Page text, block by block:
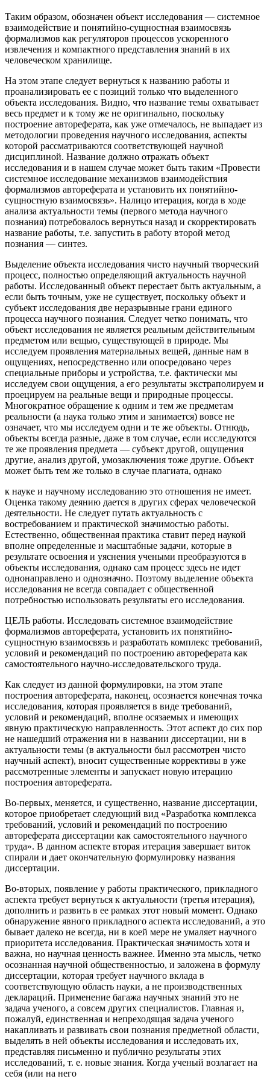
Таким образом, обозначен объект исследования — системное
взаимодействие и понятийно-сущностная взаимосвязь
формализмов как регуляторов процессов ускоренного
извлечения и компактного представления знаний в их
человеческом хранилище.
На этом этапе следует вернуться к названию работы и
проанализировать ее с позиций только что выделенного
объекта исследования. Видно, что название темы охватывает
весь предмет и к тому же не оригинально, поскольку
построение автореферата, как уже отмечалось, не выпадает из
методологии проведения научного исследования, аспекты
которой рассматриваются соответствующей научной
дисциплиной. Название должно отражать объект
исследования и в нашем случае может быть таким «Провести
системное исследование механизмов взаимодействия
формализмов автореферата и установить их понятийно-
сущностную взаимосвязь». Налицо итерация, когда в ходе
анализа актуальности темы (первого метода научного
познания) потребовалось вернуться назад и скорректировать
название работы, т.е. запустить в работу второй метод
познания — синтез.
Выделение объекта исследования чисто научный творческий
процесс, полностью определяющий актуальность научной
работы. Исследованный объект перестает быть актуальным, а
если быть точным, уже не существует, поскольку объект и
субъект исследования две неразрывные грани единого
процесса научного познания. Следует четко понимать, что
объект исследования не является реальным действительным
предметом или вещью, существующей в природе. Мы
исследуем проявления материальных вещей, данные нам в
ощущениях, непосредственно или опосредовано через
специальные приборы и устройства, т.е. фактически мы
исследуем свои ощущения, а его результаты экстраполируем и
проецируем на реальные вещи и природные процессы.
Многократное обращение к одним и тем же предметам
реальности (а наука только этим и занимается) вовсе не
означает, что мы исследуем одни и те же объекты. Отнюдь,
объекты всегда разные, даже в том случае, если исследуются
те же проявления предмета — субъект другой, ощущения
другие, анализ другой, умозаключения тоже другие. Объект
может быть тем же только в случае плагиата, однако
к науке и научному исследованию это отношения не имеет.
Оценка такому деянию дается в других сферах человеческой
деятельности. Не следует путать актуальность с
востребованием и практической значимостью работы.
Естественно, общественная практика ставит перед наукой
вполне определенные и масштабные задачи, которые в
результате освоения и уяснения учеными преобразуются в
объекты исследования, однако сам процесс здесь не идет
однонаправлено и однозначно. Поэтому выделение объекта
исследования не всегда совпадает с общественной
потребностью использовать результаты его исследования.
ЦЕЛЬ работы. Исследовать системное взаимодействие
формализмов автореферата, установить их понятийно-
сущностную взаимосвязь и разработать комплекс требований,
условий и рекомендаций по построению автореферата как
самостоятельного научно-исследовательского труда.
Как следует из данной формулировки, на этом этапе
построения автореферата, наконец, осознается конечная точка
исследования, которая проявляется в виде требований,
условий и рекомендаций, вполне осязаемых и имеющих
явную практическую направленность. Этот аспект до сих пор
не нашедший отражения ни в названии диссертации, ни в
актуальности темы (в актуальности был рассмотрен чисто
научный аспект), вносит существенные коррективы в уже
рассмотренные элементы и запускает новую итерацию
построения автореферата.
Во-первых, меняется, и существенно, название диссертации,
которое приобретает следующий вид «Разработка комплекса
требований, условий и рекомендаций по построению
автореферата диссертации как самостоятельного научного
труда». В данном аспекте вторая итерация завершает виток
спирали и дает окончательную формулировку названия
диссертации.
Во-вторых, появление у работы практического, прикладного
аспекта требует вернуться к актуальности (третья итерация),
дополнить и развить в ее рамках этот новый момент. Однако
обнаружение явного прикладного аспекта исследований, а это
бывает далеко не всегда, ни в коей мере не умаляет научного
приоритета исследования. Практическая значимость хотя и
важна, но научная ценность важнее. Именно эта мысль, четко
осознанная научной общественностью, и заложена в формулу
диссертации, которая требует научного вклада в
соответствующую область науки, а не производственных
деклараций. Применение багажа научных знаний это не
задача ученого, а совсем других специалистов. Главная и,
пожалуй, единственная и непреходящая задача ученого
накапливать и развивать свои познания предметной области,
выделять в ней объекты исследования и исследовать их,
представляя письменно и публично результаты этих
исследований, т. е. новые знания. Когда ученый возлагает на
себя (или на него